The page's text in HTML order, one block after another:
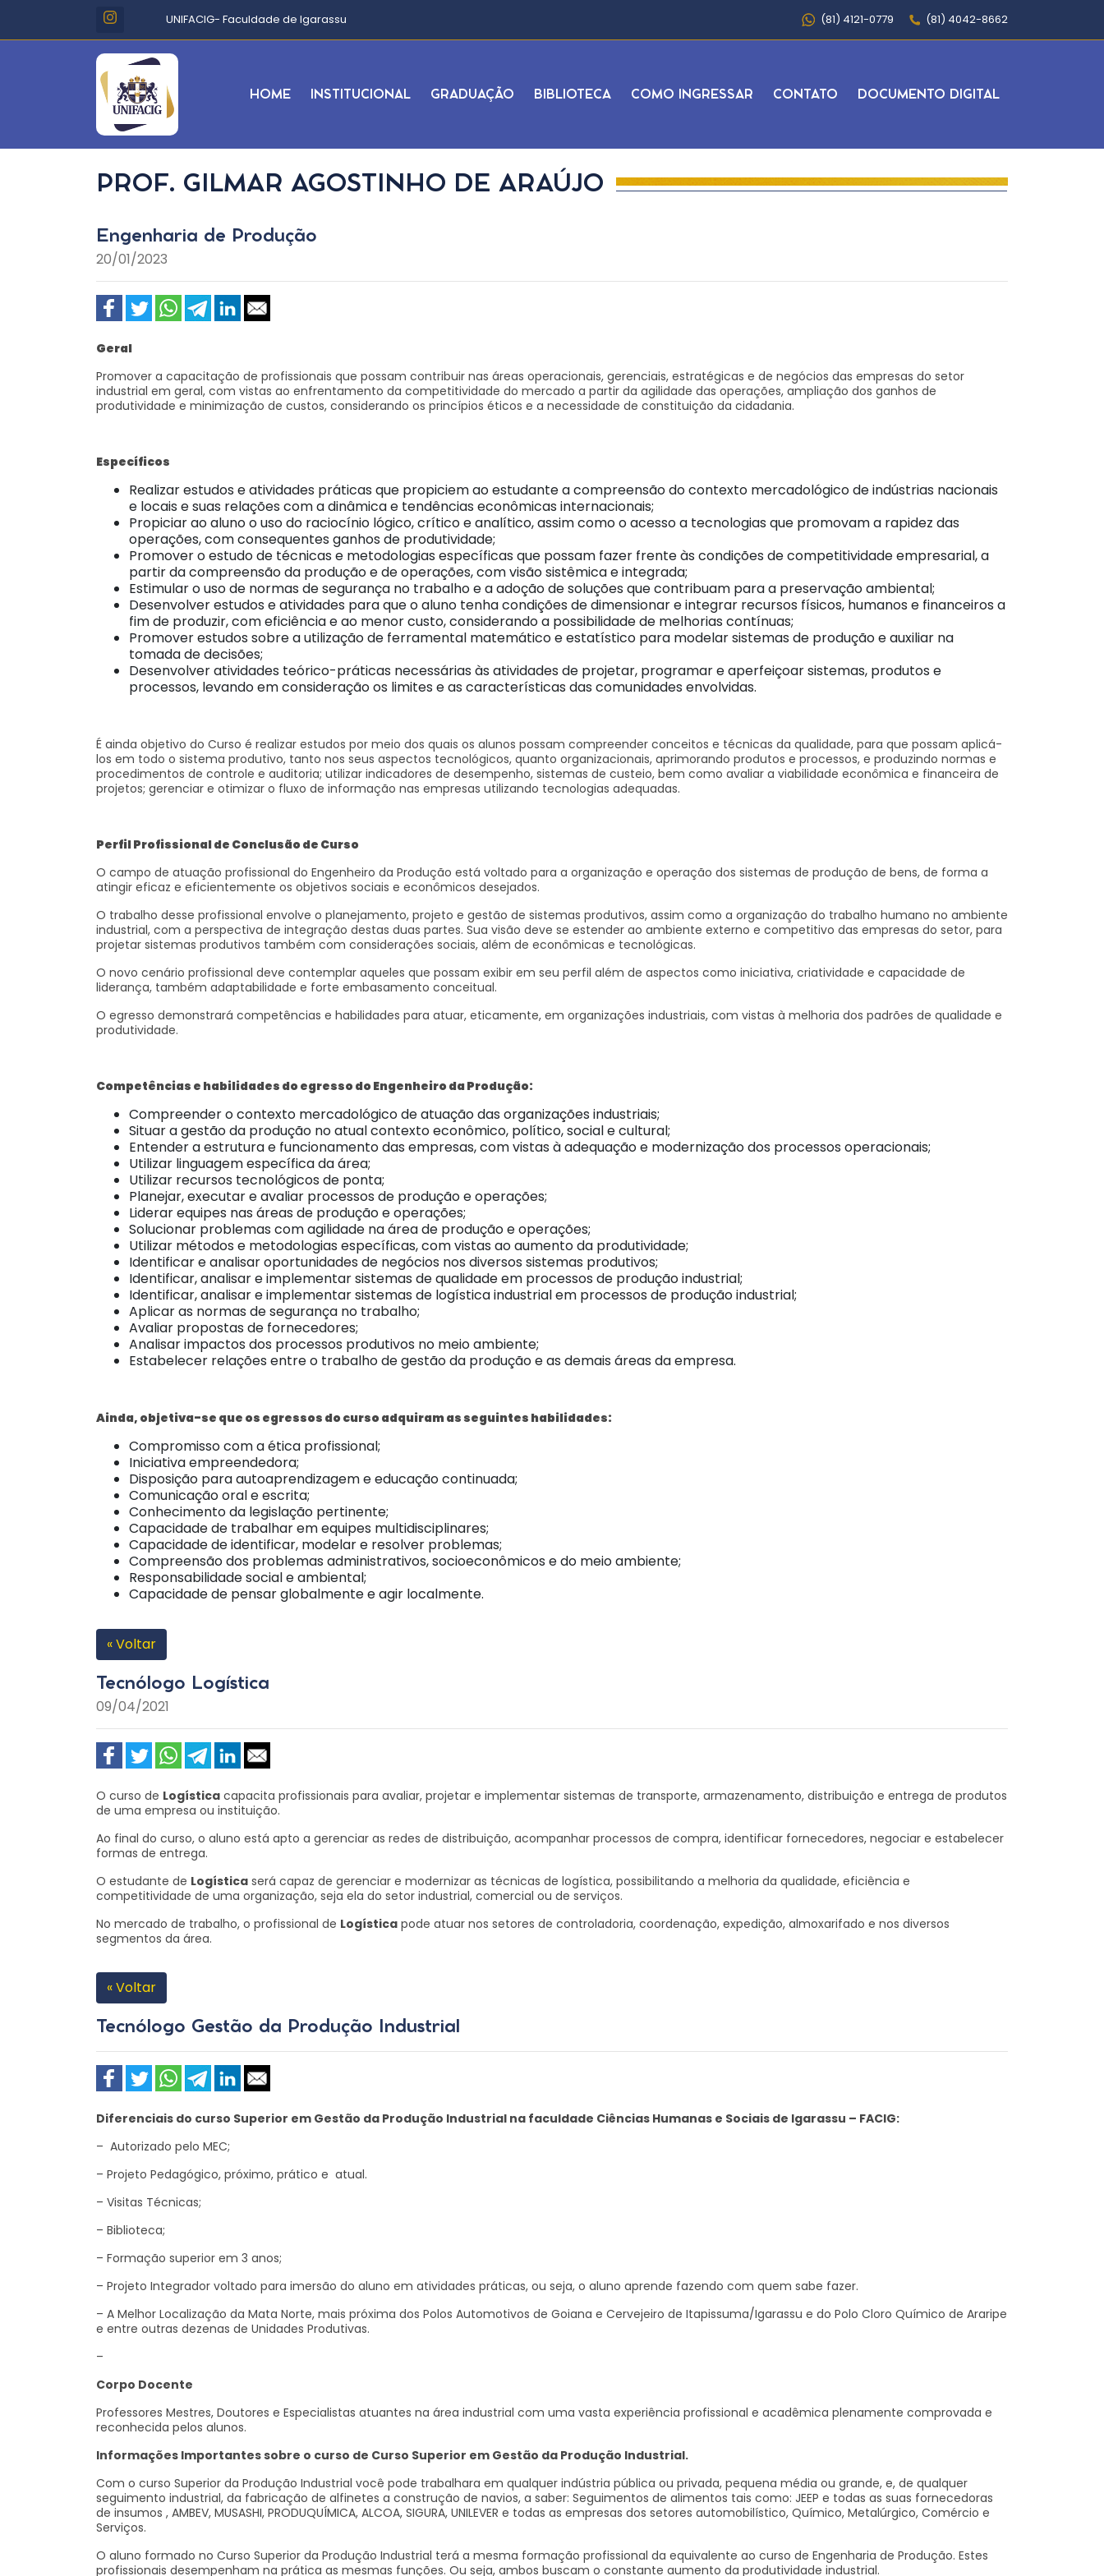
UNIFACIG- Faculdade de Igarassu (81) 4121-0779 (81) 4042-8662
HOME INSTITUCIONAL GRADUAÇÃO BIBLIOTECA COMO INGRESSAR CONTATO DOCUMENTO DIGITAL
PROF. GILMAR AGOSTINHO DE ARAÚJO
Engenharia de Produção
20/01/2023
Geral
Promover a capacitação de profissionais que possam contribuir nas áreas operacionais, gerenciais, estratégicas e de negócios das empresas do setor
industrial em geral, com vistas ao enfrentamento da competitividade do mercado a partir da agilidade das operações, ampliação dos ganhos de
produtividade e minimização de custos, considerando os princípios éticos e a necessidade de constituição da cidadania.
Específicos
Realizar estudos e atividades práticas que propiciem ao estudante a compreensão do contexto mercadológico de indústrias nacionais
e locais e suas relações com a dinâmica e tendências econômicas internacionais;
Propiciar ao aluno o uso do raciocínio lógico, crítico e analítico, assim como o acesso a tecnologias que promovam a rapidez das
operações, com consequentes ganhos de produtividade;
Promover o estudo de técnicas e metodologias específicas que possam fazer frente às condições de competitividade empresarial, a
partir da compreensão da produção e de operações, com visão sistêmica e integrada;
Estimular o uso de normas de segurança no trabalho e a adoção de soluções que contribuam para a preservação ambiental;
Desenvolver estudos e atividades para que o aluno tenha condições de dimensionar e integrar recursos físicos, humanos e financeiros a
fim de produzir, com eficiência e ao menor custo, considerando a possibilidade de melhorias contínuas;
Promover estudos sobre a utilização de ferramental matemático e estatístico para modelar sistemas de produção e auxiliar na
tomada de decisões;
Desenvolver atividades teórico-práticas necessárias às atividades de projetar, programar e aperfeiçoar sistemas, produtos e
processos, levando em consideração os limites e as características das comunidades envolvidas.
É ainda objetivo do Curso é realizar estudos por meio dos quais os alunos possam compreender conceitos e técnicas da qualidade, para que possam aplicá-
los em todo o sistema produtivo, tanto nos seus aspectos tecnológicos, quanto organizacionais, aprimorando produtos e processos, e produzindo normas e
procedimentos de controle e auditoria; utilizar indicadores de desempenho, sistemas de custeio, bem como avaliar a viabilidade econômica e financeira de
projetos; gerenciar e otimizar o fluxo de informação nas empresas utilizando tecnologias adequadas.
Perfil Profissionalde Conclusão de Curso
O campo de atuação profissional do Engenheiro da Produção está voltado para a organização e operação dos sistemas de produção de bens, de forma a
atingir eficaz e eficientemente os objetivos sociais e econômicos desejados.
O trabalho desse profissional envolve o planejamento, projeto e gestão de sistemas produtivos, assim como a organização do trabalho humano no ambiente
industrial, com a perspectiva de integração destas duas partes. Sua visão deve se estender ao ambiente externo e competitivo das empresas do setor, para
projetar sistemas produtivos também com considerações sociais, além de econômicas e tecnológicas.
O novo cenário profissional deve contemplar aqueles que possam exibir em seu perfil além de aspectos como iniciativa, criatividade e capacidade de
liderança, também adaptabilidade e forte embasamento conceitual.
O egresso demonstrará competências e habilidades para atuar, eticamente, em organizações industriais, com vistas à melhoria dos padrões de qualidade e
produtividade.
Competências e habilidades do egresso do Engenheiro da Produção:
Compreender o contexto mercadológico de atuação das organizações industriais;
Situar a gestão da produção no atual contexto econômico, político, social e cultural;
Entender a estrutura e funcionamento das empresas, com vistas à adequação e modernização dos processos operacionais;
Utilizar linguagem específica da área;
Utilizar recursos tecnológicos de ponta;
Planejar, executar e avaliar processos de produção e operações;
Liderar equipes nas áreas de produção e operações;
Solucionar problemas com agilidade na área de produção e operações;
Utilizar métodos e metodologias específicas, com vistas ao aumento da produtividade;
Identificar e analisar oportunidades de negócios nos diversos sistemas produtivos;
Identificar, analisar e implementar sistemas de qualidade em processos de produção industrial;
Identificar, analisar e implementar sistemas de logística industrial em processos de produção industrial;
Aplicar as normas de segurança no trabalho;
Avaliar propostas de fornecedores;
Analisar impactos dos processos produtivos no meio ambiente;
Estabelecer relações entre o trabalho de gestão da produção e as demais áreas da empresa.
Ainda, objetiva-se que os egressos do curso adquiram as seguintes habilidades:
Compromisso com a ética profissional;
Iniciativa empreendedora;
Disposição para autoaprendizagem e educação continuada;
Comunicação oral e escrita;
Conhecimento da legislação pertinente;
Capacidade de trabalhar em equipes multidisciplinares;
Capacidade de identificar, modelar e resolver problemas;
Compreensão dos problemas administrativos, socioeconômicos e do meio ambiente;
Responsabilidade social e ambiental;
Capacidade de pensar globalmente e agir localmente.
« Voltar
Tecnólogo Logística
09/04/2021
O curso de Logística capacita profissionais para avaliar, projetar e implementar sistemas de transporte, armazenamento, distribuição e entrega de produtos
de uma empresa ou instituição.
Ao final do curso, o aluno está apto a gerenciar as redes de distribuição, acompanhar processos de compra, identificar fornecedores, negociar e estabelecer
formas de entrega.
O estudante de Logística será capaz de gerenciar e modernizar as técnicas de logística, possibilitando a melhoria da qualidade, eficiência e
competitividade de uma organização, seja ela do setor industrial, comercial ou de serviços.
No mercado de trabalho, o profissional de Logística pode atuar nos setores de controladoria, coordenação, expedição, almoxarifado e nos diversos
segmentos da área.
« Voltar
Tecnólogo Gestão da Produção Industrial
Diferenciais do curso Superior em Gestão da Produção Industrial na faculdade Ciências Humanas e Sociais de Igarassu – FACIG:
– Autorizado pelo MEC;
– Projeto Pedagógico, próximo, prático e atual.
– Visitas Técnicas;
– Biblioteca;
– Formação superior em 3 anos;
– Projeto Integrador voltado para imersão do aluno em atividades práticas, ou seja, o aluno aprende fazendo com quem sabe fazer.
– A Melhor Localização da Mata Norte, mais próxima dos Polos Automotivos de Goiana e Cervejeiro de Itapissuma/Igarassu e do Polo Cloro Químico de Araripe
e entre outras dezenas de Unidades Produtivas.
–
Corpo Docente
Professores Mestres, Doutores e Especialistas atuantes na área industrial com uma vasta experiência profissional e acadêmica plenamente comprovada e
reconhecida pelos alunos.
Informações Importantes sobre o curso de Curso Superior em Gestão da Produção Industrial.
Com o curso Superior da Produção Industrial você pode trabalhara em qualquer indústria pública ou privada, pequena média ou grande, e, de qualquer
seguimento industrial, da fabricação de alfinetes a construção de navios, a saber: Seguimentos de alimentos tais como: JEEP e todas as suas fornecedoras
de insumos , AMBEV, MUSASHI, PRODUQUÍMICA, ALCOA, SIGURA, UNILEVER e todas as empresas dos setores automobilístico, Químico, Metalúrgico, Comércio e
Serviços.
O aluno formado no Curso Superior da Produção Industrial terá a mesma formação profissional da equivalente ao curso de Engenharia de Produção. Estes
profissionais desempenham na prática as mesmas funções. Ou seja, ambos buscam o constante aumento da produtividade industrial.